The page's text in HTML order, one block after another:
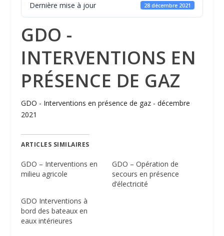
Dernière mise à jour 28 décembre 2021
GDO -
INTERVENTIONS EN
PRÉSENCE DE GAZ
GDO - Interventions en présence de gaz - décembre
2021
ARTICLES SIMILAIRES
GDO – Interventions en
milieu agricole
GDO – Opération de
secours en présence
d’électricité
GDO Interventions à
bord des bateaux en
eaux intérieures